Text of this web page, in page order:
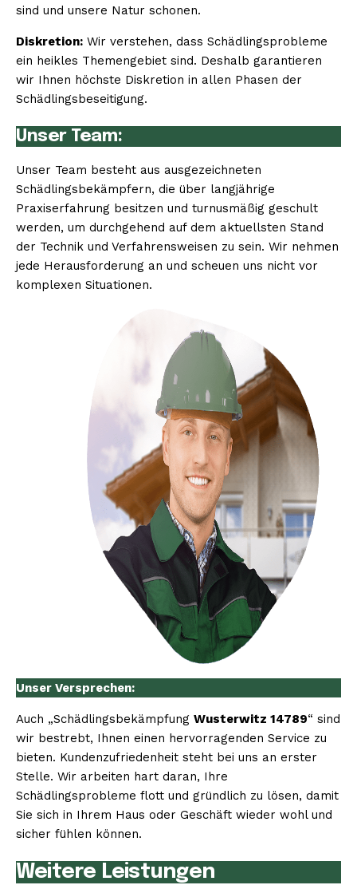
sind und unsere Natur schonen.
Diskretion: Wir verstehen, dass Schädlingsprobleme
ein heikles Themengebiet sind. Deshalb garantieren
wir Ihnen höchste Diskretion in allen Phasen der
Schädlingsbeseitigung.
Unser Team:
Unser Team besteht aus ausgezeichneten
Schädlingsbekämpfern, die über langjährige
Praxiserfahrung besitzen und turnusmäßig geschult
werden, um durchgehend auf dem aktuellsten Stand
der Technik und Verfahrensweisen zu sein. Wir nehmen
jede Herausforderung an und scheuen uns nicht vor
komplexen Situationen.
Unser Versprechen:
Auch „Schädlingsbekämpfung Wusterwitz 14789“ sind
wir bestrebt, Ihnen einen hervorragenden Service zu
bieten. Kundenzufriedenheit steht bei uns an erster
Stelle. Wir arbeiten hart daran, Ihre
Schädlingsprobleme flott und gründlich zu lösen, damit
Sie sich in Ihrem Haus oder Geschäft wieder wohl und
sicher fühlen können.
Weitere Leistungen